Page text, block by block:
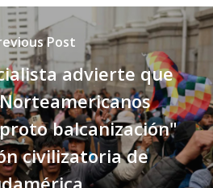
Post
advierte que
balcanización"
civilizatoria de